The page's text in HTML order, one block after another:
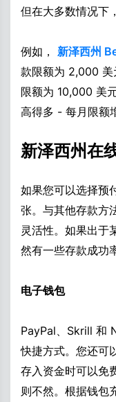
但在大多数情况下
例如， 新泽西州
款限额为 2,000 美
限额为 10,000 美
高得多 - 每月限额
新泽西州在
如果您可以选择预
张。与其他存款方
灵活性。如果出于
然有一些存款成功
电子钱包
PayPal、Skrill 和
快捷方式。您还可
存入资金时可以免
则不然。根据钱包